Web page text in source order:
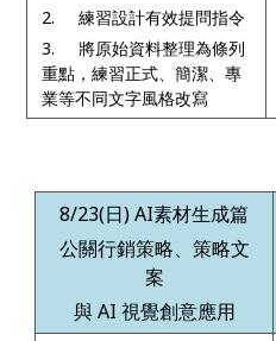
2. 練習設計有效提問指令
3. 將原始資料整理為條列
重點，練習正式、簡潔、專
業等不同文字風格改寫
8/23(日) AI素材生成篇
公關行銷策略、策略文
案
與AI 視覺創意應用